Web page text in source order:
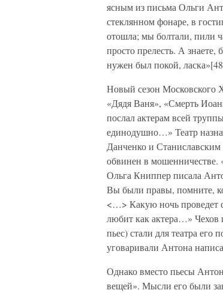
ясным из письма Ольги
стеклянном фонаре, в
отошла; мы болтали, пили
просто прелесть. А знаете,
нужен был покой,
Новый сезон Московского
«Дядя Ваня», «Смерть
послал актерам всей
единодушно…» Театр
Данченко и
обвинен в мошенничестве.
Ольга Книппер писала
Вы были правы, помните,
<…> Какую ночь проведет
любит как актера…» Чехов
пьес) стали для театра
уговаривали Антона
Однако вместо пьесы
вещей». Мысли его были